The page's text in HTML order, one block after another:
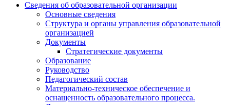
Сведения об образовательной организации
Основные сведения
Структура и органы управления образовательной
организацией
Документы
Стратегические документы
Образование
Руководство
Педагогический состав
Материально-техническое обеспечение и
оснащенность образовательного процесса.